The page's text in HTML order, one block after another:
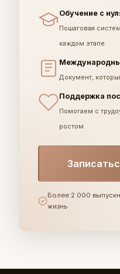
Обучение с
Пошаговая
каждом этапе
Документ,
Поддержка
Помогаем с
ростом
Более 2 000
жизнь